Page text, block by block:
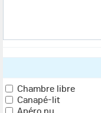
Chambre libre
Canapé-lit
Apéro nu